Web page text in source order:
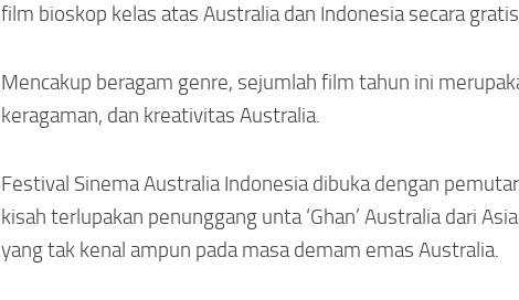
film bioskop kelas atas Australia dan Indonesia secara
Mencakup beragam genre, sejumlah film tahun ini
keragaman, dan kreativitas Australia.
Festival Sinema Australia Indonesia dibuka dengan
kisah terlupakan penunggang unta ‘Ghan’ Australia dari
yang tak kenal ampun pada masa demam emas Australia.